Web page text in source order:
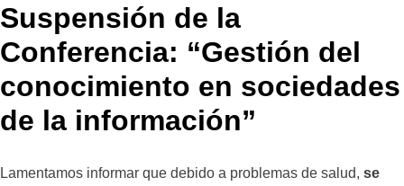
Suspensión de la
Conferencia: “Gestión del
conocimiento en sociedades
de la información”
Lamentamos informar que debido a problemas de salud, se